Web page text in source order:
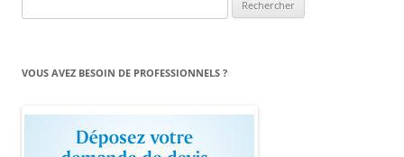
VOUS AVEZ BESOIN DE PROFESSIONNELS ?